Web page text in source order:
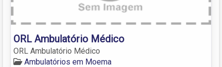
ORL Ambulatório Médico
ORL Ambulatório Médico
Ambulatórios em Moema